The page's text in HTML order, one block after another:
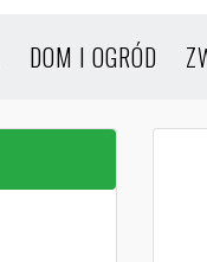
DOM I OGRÓD